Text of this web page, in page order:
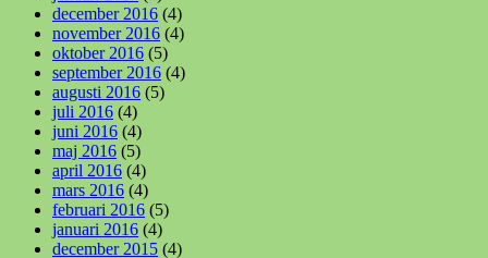
december 2016 (4)
november 2016 (4)
oktober 2016 (5)
september 2016 (4)
augusti 2016 (5)
juli 2016 (4)
juni 2016 (4)
maj 2016 (5)
april 2016 (4)
mars 2016 (4)
februari 2016 (5)
januari 2016 (4)
december 2015 (4)